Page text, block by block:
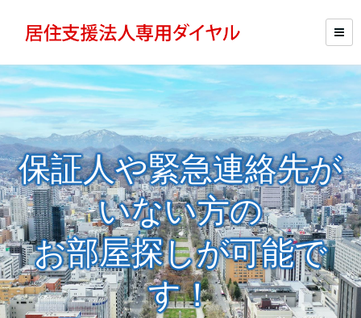
保証人や緊急連絡先が
いない方の
お部屋探しが可能で
す！